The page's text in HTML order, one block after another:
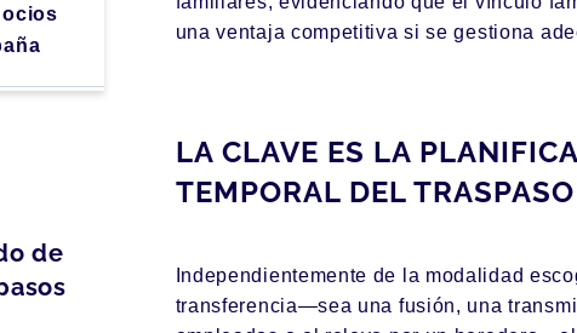
una ventaja competitiva si se gestiona
LA CLAVE ES LA
TEMPORAL DEL TRASPASO
Independientemente de la modalidad
transferencia—sea una fusión, una
de